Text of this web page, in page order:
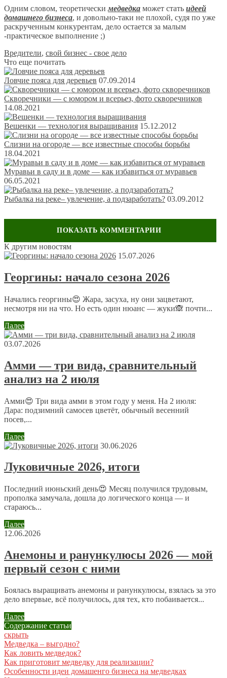
Одним словом, теоретическимедведка может стать идеей
домашнего бизнеса, и довольно-таки не плохой, судя по уже
раскрученным конкурентам, дело остается за малым
-практическое выполнение ;)
Вредители, свой бизнес - свое дело
Что еще почитать
Ловчие пояса для деревьев 07.09.2014
Скворечники — с юмором и всерьез, фото скворечников
14.08.2021
Вешенки — технология выращивания 15.12.2012
Слизни на огороде — все известные способы борьбы
18.04.2021
Муравьи в саду и в доме — как избавиться от муравьев
06.05.2021
Рыбалка на реке– увлечение, а подзаработать? 03.09.2012
Обсуждение: 18 комментариев
Аленка
23 июля 2012 в 15:51
Ой я их так боюсь)) ну идея прикольная, а чего вот
тараканов можно продавать …
Прожорливая медведка – злостный вредитель. Борьба
с нею может тянуться годами. Между тем существует
множество способов избавиться от этой неприятной
соседки. Спасибо за интересную статью.
Великолепно роет норы, хорошо плавает и даже
летает. Предпочитает богатые, влажные, черноземные,
Я в шоке именно от цены — казалось бы, такое
admin
Рада видеть вас на сайте! Уже не боремся столь рьяно
стороны или применять щадящие меры, куда ж от этой
медведки деться…;)
admin
23 июля 2012 в 22:33
К другим новостям
15.07.2026
Георгины: начало сезона 2026
Начались георгины😍 Жара, засуха, ну они зацветают,
несмотря ни на что. Но есть один нюанс — жуки🙈 почти...
Далее
03.07.2026
Амми — три вида, сравнительный
анализ на 2 июля
Амми😍 Три вида амми в этом году у меня. На 2 июля:
Дара: подзимний самосев цветёт, обычный весенний
посев,...
Далее
30.06.2026
Луковичные 2026, итоги
Последний июньский день😍 Месяц получился трудовым,
прополка замучала, дошла до логического конца — и
стараюсь...
Далее
12.06.2026
Анемоны и ранункулюсы 2026 — мой
первый сезон с ними
Боялась выращивать анемоны и ранункулюсы, взялась за это
дело впервые, всё получилось, для тех, кто побаивается...
Далее
Содержание статьи
скрыть
Медведка – выгодно?
Как ловить медведок?
Как приготовит медведку для реализации?
Особенности идеи домашенго бизнеса на медведках